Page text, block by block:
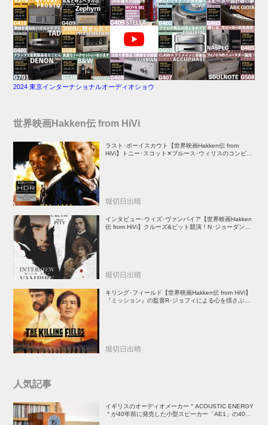
2024 東京インターナショナルオーディオショウ
世界映画Hakken伝 from HiVi
ラスト･ボーイスカウト【世界映画Hakken伝 from
HiVi】トニー･スコット✕ブルース･ウィリスのコンビが
堀切日出晴
インタビュー･ウィズ･ヴァンパイア【世界映画Hakken
伝 from HiVi】クルーズ&ピット競演！N･ジョーダン監
堀切日出晴
キリング･フィールド【世界映画Hakken伝 from HiVi】
『ミッション』の監督R･ジョフィによる心を揺さぶる
堀切日出晴
人気記事
イギリスのオーディオメーカー＂ACOUSTIC ENERGY
＂が40年前に発売した小型スピーカー「AE1」の40周